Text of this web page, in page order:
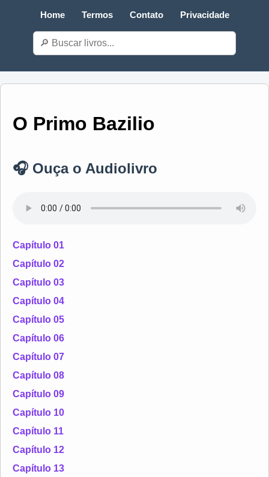
Home Termos Contato Privacidade
O Primo Bazilio
🎧 Ouça o Audiolivro
Capítulo 01
Capítulo 02
Capítulo 03
Capítulo 04
Capítulo 05
Capítulo 06
Capítulo 07
Capítulo 08
Capítulo 09
Capítulo 10
Capítulo 11
Capítulo 12
Capítulo 13